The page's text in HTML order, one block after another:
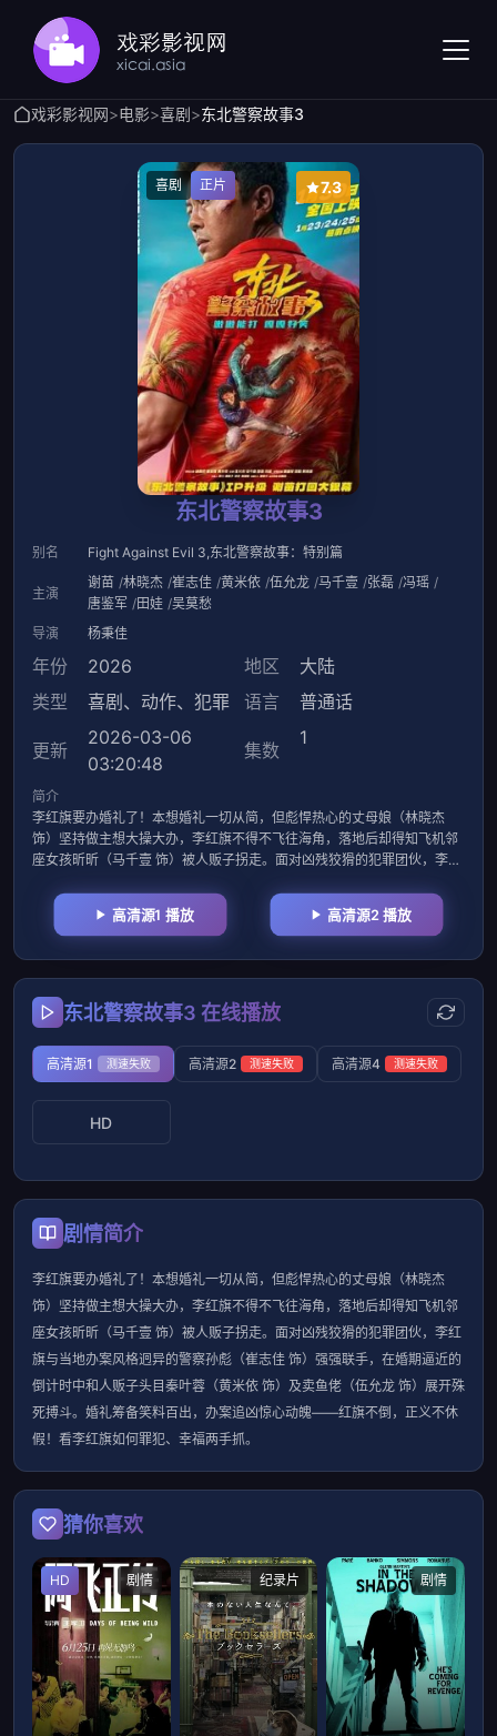
戏彩影视网>电影>喜剧>东北警察故事3
喜剧 正片 7.3
东北警察故事3
别名 Fight Against Evil 3,东北警察故事：特别篇
主演
谢苗 林晓杰 崔志佳 黄米依 伍允龙 马千壹 张磊 冯瑶
唐鉴军
田娃 吴莫愁
导演
杨秉佳
年份 2026 地区
大陆
类型
喜剧 、 动作、 犯罪 语言 普通话
更新
2026-03-06
03:20:48
集数
1
简介
李红旗要办婚礼了！本想婚礼一切从简，但彪悍热心的丈母娘（林晓杰
饰）坚持做主想大操大办，李红旗不得不飞往海角，落地后却得知飞机邻
座女孩昕昕（马千壹 饰）被人贩子拐走。面对凶残狡猾的犯罪团伙，李红
高清源1 播放 高清源2 播放
东北警察故事3 在线播放
高清源1 测速失败 高清源2 测速失败 高清源4 测速失败
HD
剧情简介
李红旗要办婚礼了！本想婚礼一切从简，但彪悍热心的丈母娘（林晓杰
饰）坚持做主想大操大办，李红旗不得不飞往海角，落地后却得知飞机邻
座女孩昕昕（马千壹 饰）被人贩子拐走。面对凶残狡猾的犯罪团伙，李红
旗与当地办案风格迥异的警察孙彪（崔志佳 饰）强强联手，在婚期逼近的
倒计时中和人贩子头目秦叶蓉（黄米依 饰）及卖鱼佬（伍允龙 饰）展开殊
死搏斗。婚礼筹备笑料百出，办案追凶惊心动魄——红旗不倒，正义不休
假！看李红旗如何罪犯、幸福两手抓。
猜你喜欢
剧情
HD 纪录片 剧情